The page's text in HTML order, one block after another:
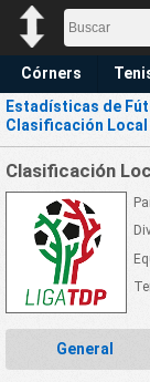
Córners
Estadísticas de
Clasificación
Clasificación
General